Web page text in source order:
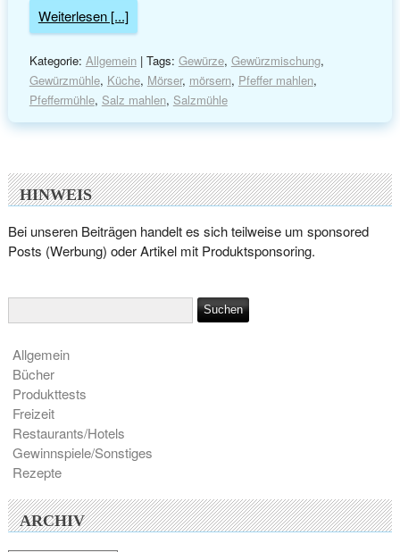
Weiterlesen [...]
Kategorie: Allgemein| Tags: Gewürze, Gewürzmischung,
Gewürzmühle, Küche, Mörser, mörsern, Pfeffer mahlen,
Pfeffermühle, Salz mahlen, Salzmühle
HINWEIS
Bei unseren Beiträgen handelt es sich teilweise um sponsored
Posts (Werbung) oder Artikel mit Produktsponsoring.
Allgemein
Bücher
Produkttests
Freizeit
Restaurants/Hotels
Gewinnspiele/Sonstiges
Rezepte
ARCHIV